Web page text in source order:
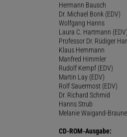
Hermann Bausch
Dr. Michael Bonk (EDV)
Wolfgang Hanns
Laura C. Hartmann (EDV)
Professor Dr. Rüdiger
Klaus Hemmann
Manfred Himmler
Rudolf Kempf (EDV)
Martin Lay (EDV)
Rolf Sauermost (EDV)
Dr. Richard Schmid
Hanns Strub
Melanie Waigand-
CD-ROM-Ausgabe: